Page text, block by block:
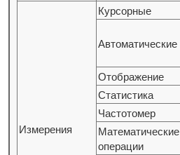
Измерения
Курсорные
Автоматические
Отображение
Статистика
Частотомер
Математические
операции